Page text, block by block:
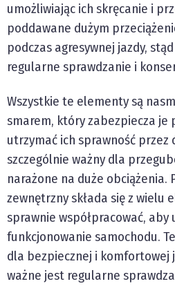
umożliwiając ich skręcanie i
poddawane dużym
podczas agresywnej jazdy,
regularne sprawdzanie i
Wszystkie te elementy są
smarem, który zabezpiecza je
utrzymać ich sprawność przez
szczególnie ważny dla
narażone na duże obciążenia.
zewnętrzny składa się z wielu
sprawnie współpracować, aby
funkcjonowanie samochodu.
dla bezpiecznej i komfortowej
ważne jest regularne